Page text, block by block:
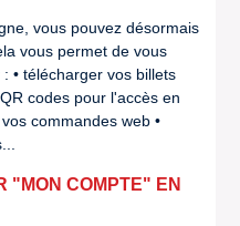
vous pouvez désormais
vous permet de vous
• télécharger vos billets
codes pour l'accès en
commandes web •
"MON COMPTE" EN